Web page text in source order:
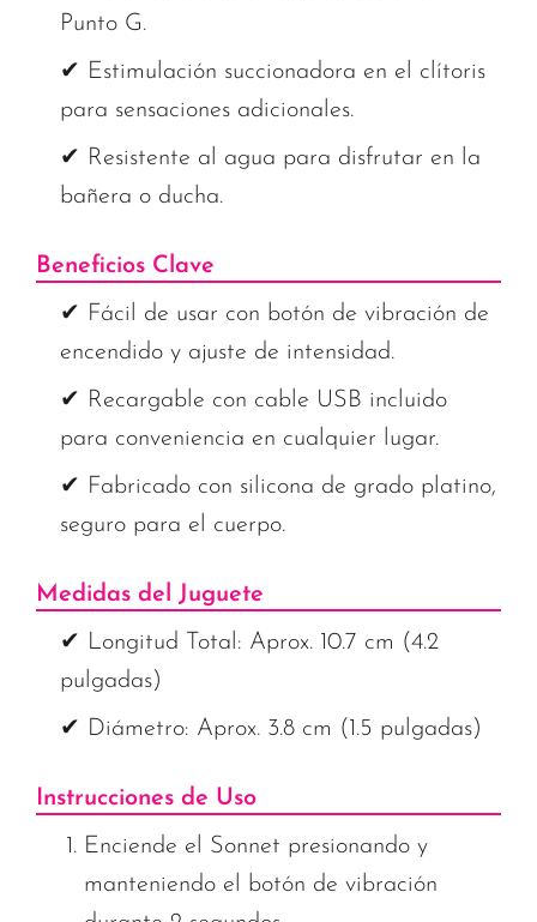
Punto G.
✔ Estimulación succionadora en el clítoris
para sensaciones adicionales.
✔ Resistente al agua para disfrutar en la
bañera o ducha.
Beneficios Clave
✔ Fácil de usar con botón de vibración de
encendido y ajuste de intensidad.
✔ Recargable con cable USB incluido
para conveniencia en cualquier lugar.
✔ Fabricado con silicona de grado platino,
seguro para el cuerpo.
Medidas del Juguete
✔ Longitud Total: Aprox. 10.7 cm (4.2
pulgadas)
✔ Diámetro: Aprox. 3.8 cm (1.5 pulgadas)
Instrucciones de Uso
Enciende el Sonnet presionando y
manteniendo el botón de vibración